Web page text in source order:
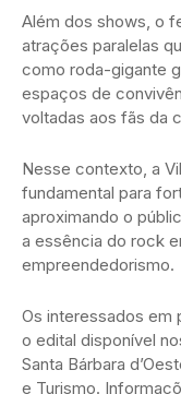
Além dos shows, o
atrações paralelas
como roda-gigante
espaços de
voltadas aos fãs da
Nesse contexto, a
fundamental para
aproximando o
a essência do rock
empreendedorismo.
Os interessados em
o edital disponível
Santa Bárbara
e Turismo.